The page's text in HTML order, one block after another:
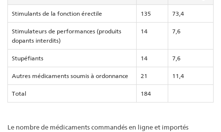
Stimulants de la fonction érectile 135 73,4
Stimulateurs de performances (produits
dopants interdits)
14 7,6
Stupéfiants 14 7,6
Autres médicaments soumis à ordonnance 21 11,4
Total 184
Le nombre de médicaments commandés en ligne et importés